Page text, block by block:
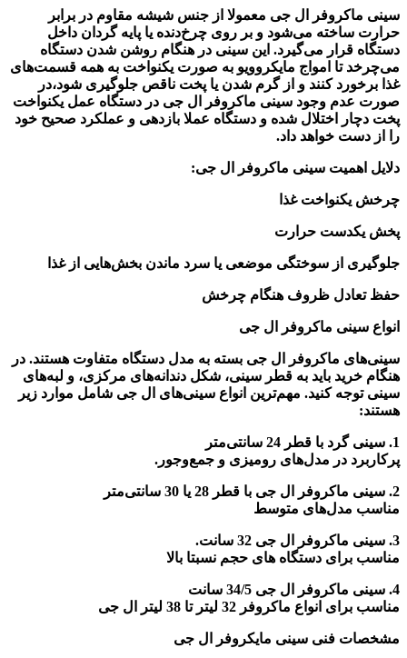
سینی ماکروفر ال جی معمولا از جنس شیشه مقاوم در برابر
حرارت ساخته می‌شود و بر روی چرخ‌دنده یا پایه گردان داخل
دستگاه قرار می‌گیرد. این سینی در هنگام روشن شدن دستگاه
می‌چرخد تا امواج مایکروویو به صورت یکنواخت به همه قسمت‌های
غذا برخورد کنند و از گرم شدن یا پخت ناقص جلوگیری شود،در
صورت عدم وجود سینی ماکروفر ال جی در دستگاه عمل یکنواخت
پخت دچار اختلال شده و دستگاه عملا بازدهی و عملکرد صحیح خود
را از دست خواهد داد.
دلایل اهمیت سینی ماکروفر ال جی:
چرخش یکنواخت غذا
پخش یکدست حرارت
جلوگیری از سوختگی موضعی یا سرد ماندن بخش‌هایی از غذا
حفظ تعادل ظروف هنگام چرخش
انواع سینی ماکروفر ال جی
سینی‌های ماکروفر ال جی بسته به مدل دستگاه متفاوت هستند. در
هنگام خرید باید به قطر سینی، شکل دندانه‌های مرکزی، و لبه‌های
سینی توجه کنید. مهم‌ترین انواع سینی‌های ال جی شامل موارد زیر
هستند:
1. سینی گرد با قطر 24 سانتی‌متر
پرکاربرد در مدل‌های رومیزی و جمع‌وجور.
2. سینی ماکروفر ال جی با قطر 28 یا 30 سانتی‌متر
مناسب مدل‌های متوسط
3. سینی ماکروفر ال جی 32 سانت.
مناسب برای دستگاه های حجم نسبتا بالا
4. سینی ماکروفر ال جی 34/5 سانت
مناسب برای انواع ماکروفر 32 لیتر تا 38 لیتر ال جی
مشخصات فنی سینی مایکروفر ال جی